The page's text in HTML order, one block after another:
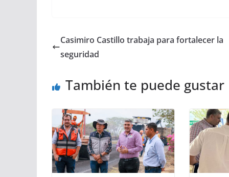
Casimiro Castillo trabaja para fortalecer la
seguridad
También te puede gustar